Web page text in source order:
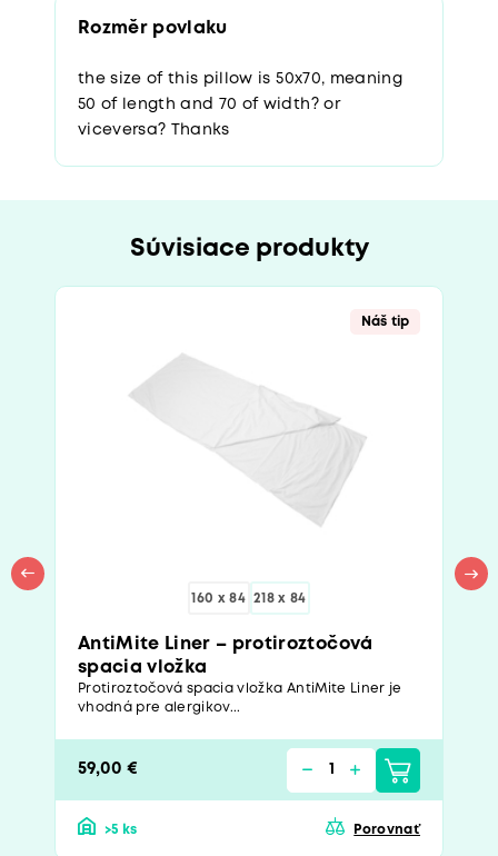
Rozměr povlaku
the size of this pillow is 50x70, meaning
50 of length and 70 of width? or
viceversa? Thanks
Súvisiace produkty
Náš tip
160 x 84 218 x 84
AntiMite Liner – protiroztočová
spacia vložka
Protiroztočová spacia vložka AntiMite Liner je
vhodná pre alergikov...
59,00 €
>5 ks Porovnať